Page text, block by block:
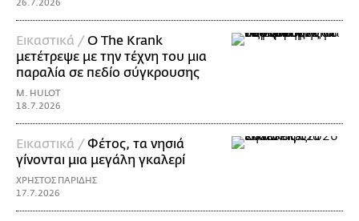
26.7.2026
Εικαστικά /Ο The Krank
μετέτρεψε με την τέχνη του μια
παραλία σε πεδίο σύγκρουσης
M. HULOT
18.7.2026
Εικαστικά /Φέτος, τα νησιά
γίνονται μια μεγάλη γκαλερί
ΧΡΗΣΤΟΣ ΠΑΡΙΔΗΣ
17.7.2026